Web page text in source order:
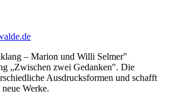
– Marion und Willi Selmer"
„Zwischen zwei Gedanken". Die
Ausdrucksformen und schafft
Werke.